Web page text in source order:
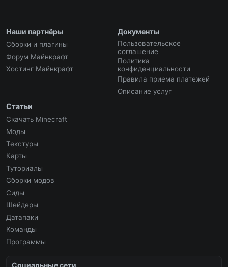
Наши партнёры
Сборки и плагины
Форум Майнкрафт
Хостинг Майнкрафт
Документы
Пользовательское
соглашение
Политика
конфиденциальности
Правила приема платежей
Описание услуг
Статьи
Скачать Minecraft
Моды
Текстуры
Карты
Туториалы
Сборки модов
Сиды
Шейдеры
Датапаки
Команды
Программы
Социальные сети